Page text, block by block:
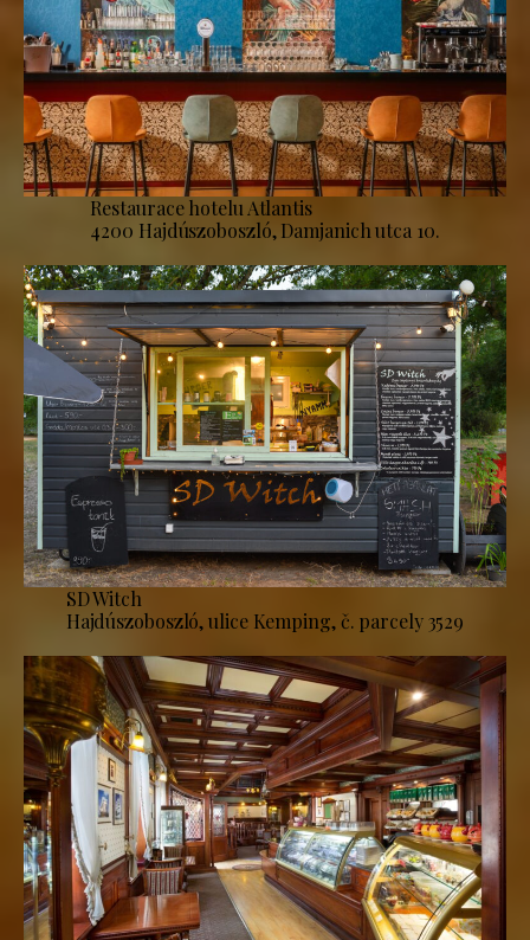
Restaurace hotelu Atlantis
4200 Hajdúszoboszló, Damjanich utca 10.
SD Witch
Hajdúszoboszló, ulice Kemping, č. parcely 3529